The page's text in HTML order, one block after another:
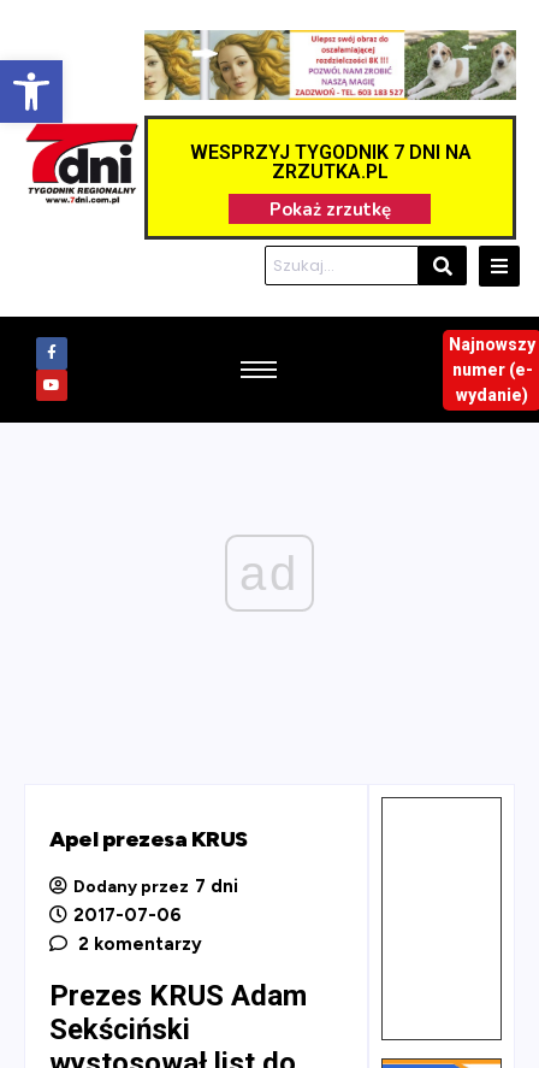
Otwórz pasek narzędzi
WESPRZYJ TYGODNIK 7 DNI NA
ZRZUTKA.PL
Najnowszy
numer (e-
wydanie)
ad
Apel prezesa KRUS
Dodany przez 7 dni
2017-07-06
2 komentarzy
Prezes KRUS Adam
Sekściński